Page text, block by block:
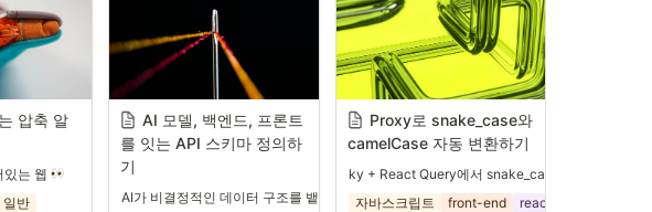
압축 알
있는 웹
일반
AI 모델, 백엔드, 프론트
를 잇는 API 스키마 정의하
기
AI가 비결정적인 데이터 구조를 뱉는다면 어떻게 대응해야할까?
Proxy로 snake_case와
camelCase 자동 변환하기
ky + React Query에서 snake_case와 camelCase
자바스크립트
front-end
react-query